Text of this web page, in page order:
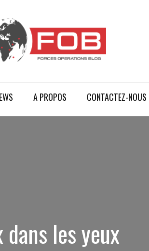
A PROPOS CONTACTEZ-NOUS
les yeux